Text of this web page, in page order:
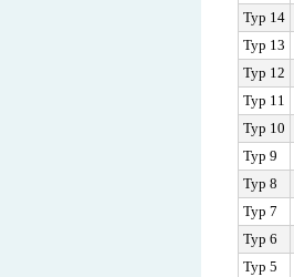
Тур 14
Тур 13
Тур 12
Тур 11
Тур 10
Тур 9
Тур 8
Тур 7
Тур 6
Тур 5